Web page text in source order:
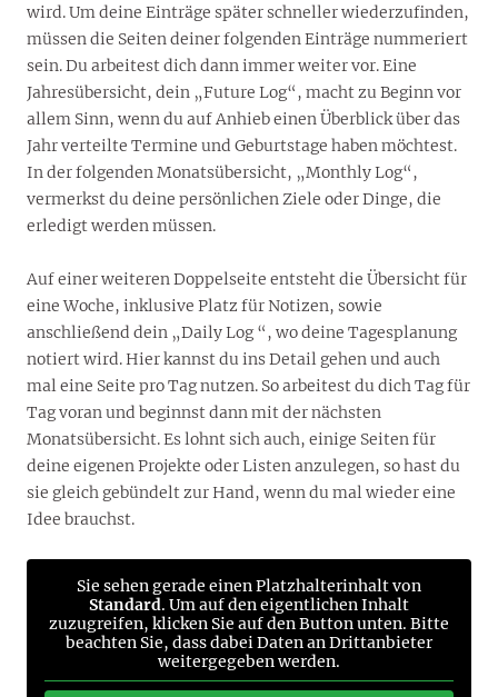
wird. Um deine Einträge später schneller wiederzufinden,
müssen die Seiten deiner folgenden Einträge nummeriert
sein. Du arbeitest dich dann immer weiter vor. Eine
Jahresübersicht, dein „Future Log“, macht zu Beginn vor
allem Sinn, wenn du auf Anhieb einen Überblick über das
Jahr verteilte Termine und Geburtstage haben möchtest.
In der folgenden Monatsübersicht, „Monthly Log“,
vermerkst du deine persönlichen Ziele oder Dinge, die
erledigt werden müssen.
Auf einer weiteren Doppelseite entsteht die Übersicht für
eine Woche, inklusive Platz für Notizen, sowie
anschließend dein „Daily Log “, wo deine Tagesplanung
notiert wird. Hier kannst du ins Detail gehen und auch
mal eine Seite pro Tag nutzen. So arbeitest du dich Tag für
Tag voran und beginnst dann mit der nächsten
Monatsübersicht. Es lohnt sich auch, einige Seiten für
deine eigenen Projekte oder Listen anzulegen, so hast du
sie gleich gebündelt zur Hand, wenn du mal wieder eine
Idee brauchst.
Sie sehen gerade einen Platzhalterinhalt von
Standard. Um auf den eigentlichen Inhalt
zuzugreifen, klicken Sie auf den Button unten. Bitte
beachten Sie, dass dabei Daten an Drittanbieter
weitergegeben werden.